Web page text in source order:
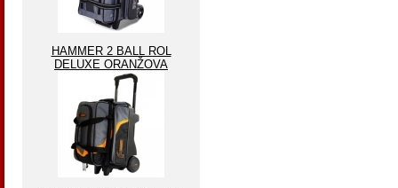
HAMMER 2 BALL ROL
DELUXE ORANŽOVA